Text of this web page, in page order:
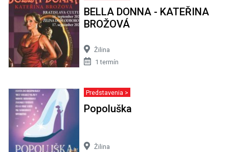
BELLA DONNA - KATEŘINA
BROŽOVÁ
Žilina
1 termín
Predstavenia >
Popoluška
Žilina